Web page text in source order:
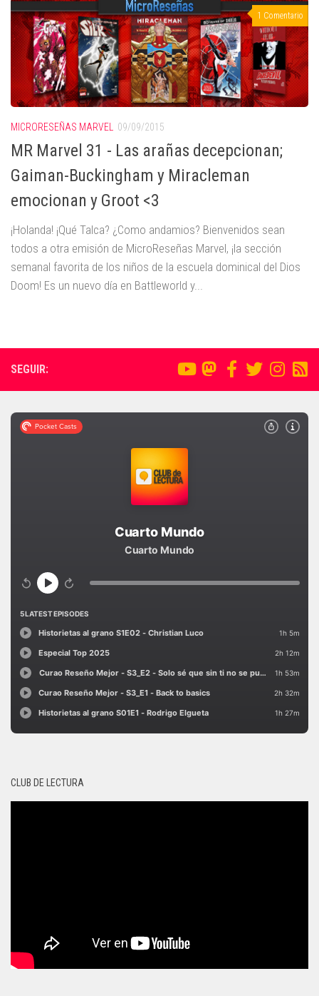
1 Comentario
MICRORESEÑAS MARVEL 09/09/2015
MR Marvel 31 - Las arañas decepcionan;
Gaiman-Buckingham y Miracleman
emocionan y Groot <3
¡Holanda! ¡Qué Talca? ¿Como andamios? Bienvenidos sean
todos a otra emisión de MicroReseñas Marvel, ¡la sección
semanal favorita de los niños de la escuela dominical del Dios
Doom! Es un nuevo día en Battleworld y...
SEGUIR:
CLUB DE LECTURA